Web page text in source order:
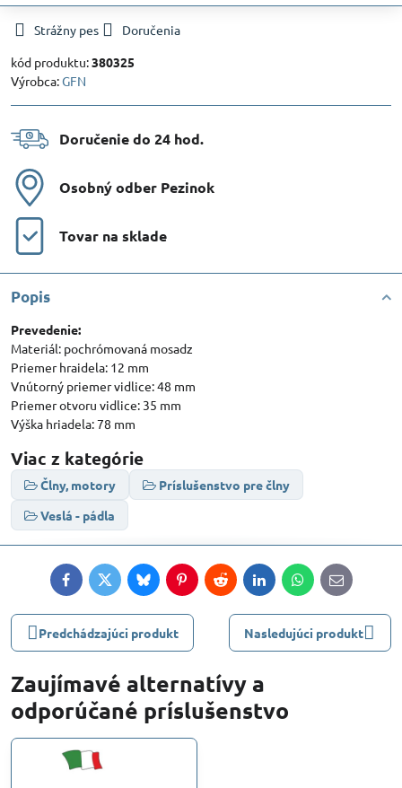
Strážny pes
Doručenia
kód produktu:380325
Výrobca:GFN
Doručenie do 24 hod​.
Osobný odber Pezinok
Tovar na sklade
Popis
Prevedenie:
Materiál: pochrómovaná mosadz
Priemer hraidela: 12 mm
Vnútorný priemer vidlice: 48 mm
Priemer otvoru vidlice: 35 mm
Výška hriadela: 78 mm
Viac z kategórie
Člny, motory
Príslušenstvo pre člny
Veslá - pádla
FacebookTwitterBlueskyPinterestRedditLinkedInWhatsApp
E-
mail
Predchádzajúci produkt Nasledujúci produkt
Zaujímavé alternatívy a
odporúčané príslušenstvo